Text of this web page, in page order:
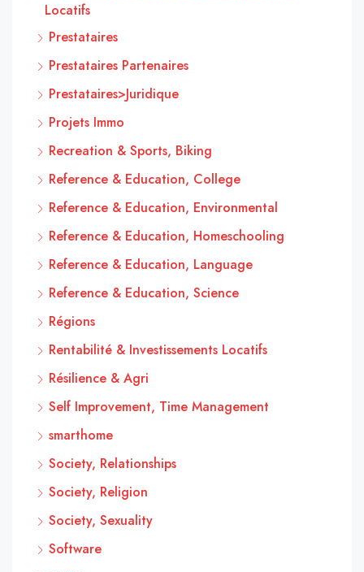
Locatifs
Prestataires
Prestataires Partenaires
Prestataires>Juridique
Projets Immo
Recreation & Sports, Biking
Reference & Education, College
Reference & Education, Environmental
Reference & Education, Homeschooling
Reference & Education, Language
Reference & Education, Science
Régions
Rentabilité & Investissements Locatifs
Résilience & Agri
Self Improvement, Time Management
smarthome
Society, Relationships
Society, Religion
Society, Sexuality
Software